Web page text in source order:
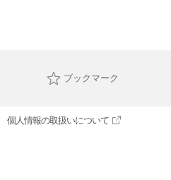
ブックマーク
個人情報の取扱いについて